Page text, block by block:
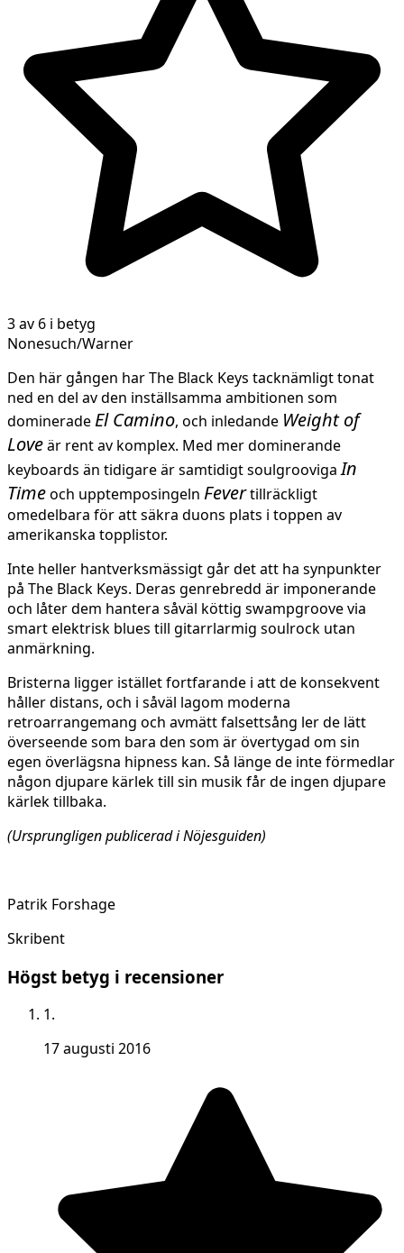
3 av 6 i betyg
Nonesuch/Warner
Den här gången har The Black Keys tacknämligt tonat
ned en del av den inställsamma ambitionen som
dominerade El Camino, och inledande Weight of
Loveär rent av komplex. Med mer dominerande
keyboards än tidigare är samtidigt soulgroovigaIn
Timeoch upptemposingeln Fevertillräckligt
omedelbara för att säkra duons plats i toppen av
amerikanska topplistor.
Inte heller hantverksmässigt går det att ha synpunkter
på The Black Keys. Deras genrebredd är imponerande
och låter dem hantera såväl köttig swampgroove via
smart elektrisk blues till gitarrlarmig soulrock utan
anmärkning.
Bristerna ligger istället fortfarande i att de konsekvent
håller distans, och i såväl lagom moderna
retroarrangemang och avmätt falsettsång ler de lätt
överseende som bara den som är övertygad om sin
egen överlägsna hipness kan. Så länge de inte förmedlar
någon djupare kärlek till sin musik får de ingen djupare
kärlek tillbaka.
(Ursprungligen publicerad i Nöjesguiden)
Patrik Forshage
Skribent
Högst betyg i recensioner
1.
17 augusti 2016